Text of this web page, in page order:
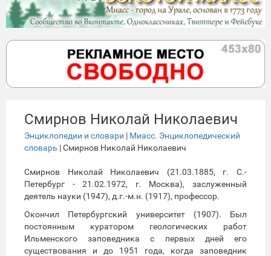
Смирнов Николай Николаевич
Энциклопедии и словари | Миасс. Энциклопедический
словарь | Смирнов Николай Николаевич
Смирнов Николай Николаевич (21.03.1885, г. С.-
Петербург - 21.02.1972, г. Москва), заслуженный
деятель науки (1947), д.г.-м.н. (1917), профессор.
Окончил Петербургский университет (1907). Был
постоянным куратором геологических работ
Ильменского заповедника с первых дней его
существования и до 1951 года, когда заповедник